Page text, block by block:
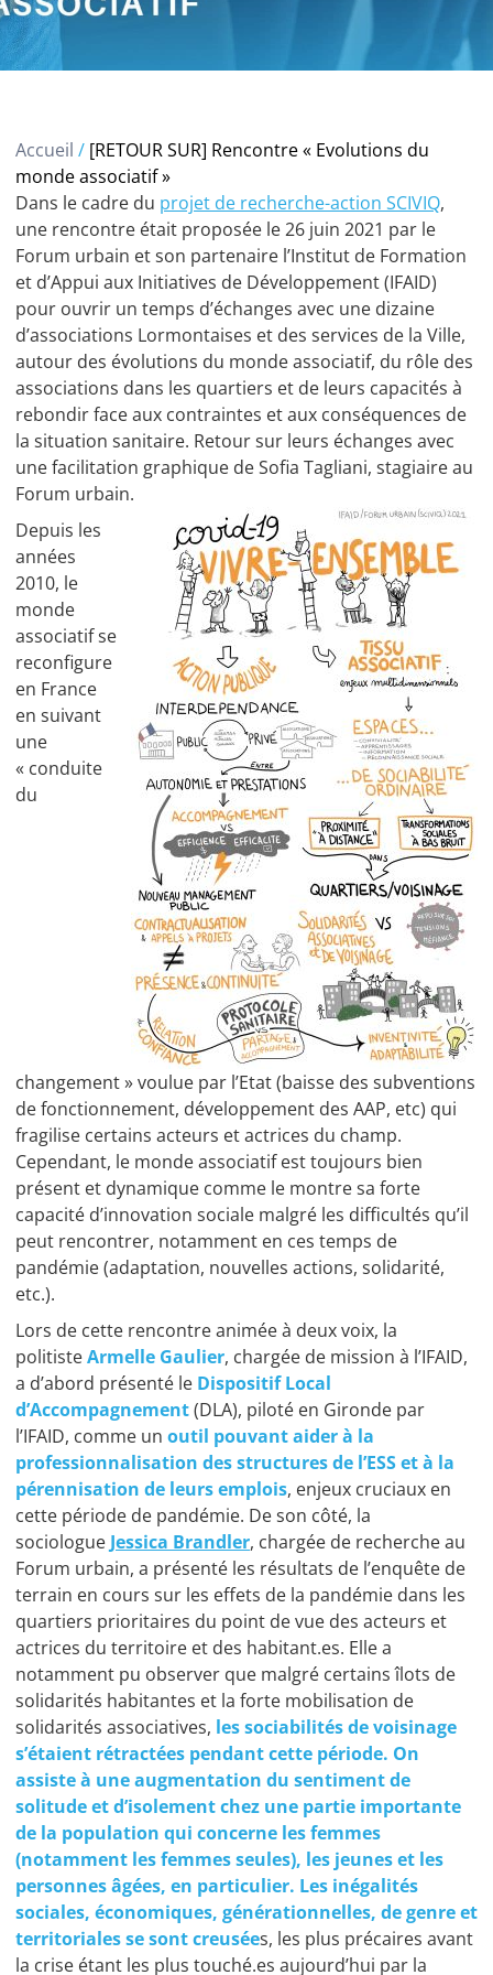
Accueil / [RETOUR SUR] Rencontre « Evolutions du
monde associatif »
Dans le cadre du projet de recherche-action SCIVIQ,
une rencontre était proposée le 26 juin 2021 par le
Forum urbain et son partenaire l’Institut de Formation
et d’Appui aux Initiatives de Développement (IFAID)
pour ouvrir un temps d’échanges avec une dizaine
d’associations Lormontaises et des services de la Ville,
autour des évolutions du monde associatif, du rôle des
associations dans les quartiers et de leurs capacités à
rebondir face aux contraintes et aux conséquences de
la situation sanitaire. Retour sur leurs échanges avec
une facilitation graphique de Sofia Tagliani, stagiaire au
Forum urbain.
Depuis les
années
2010, le
monde
associatif se
reconfigure
en France
en suivant
une
« conduite
du
changement » voulue par l’Etat (baisse des subventions
de fonctionnement, développement des AAP, etc) qui
fragilise certains acteurs et actrices du champ.
Cependant, le monde associatif est toujours bien
présent et dynamique comme le montre sa forte
capacité d’innovation sociale malgré les difficultés qu’il
peut rencontrer, notamment en ces temps de
pandémie (adaptation, nouvelles actions, solidarité,
etc.).
Lors de cette rencontre animée à deux voix, la
politisteArmelle Gaulier, chargée de mission à l’IFAID,
a d’abord présenté le Dispositif Local
d’Accompagnement(DLA), piloté en Gironde par
l’IFAID, comme un outil pouvant aider à la
professionnalisation des structures de l’ESS et à la
pérennisation de leurs emplois, enjeux cruciaux en
cette période de pandémie. De son côté, la
sociologue Jessica Brandler, chargée de recherche au
Forum urbain, a présenté les résultats de l’enquête de
terrain en cours sur les effets de la pandémie dans les
quartiers prioritaires du point de vue des acteurs et
actrices du territoire et des habitant.es. Elle a
notamment pu observer que malgré certains îlots de
solidarités habitantes et la forte mobilisation de
solidarités associatives, les sociabilités de voisinage
s’étaient rétractées pendant cette période. On
assiste à une augmentation du sentiment de
solitude et d’isolement chez une partie importante
de la population qui concerne les femmes
(notamment les femmes seules), les jeunes et les
personnes âgées, en particulier. Les inégalités
sociales, économiques, générationnelles, de genre et
territoriales se sont creusées, les plus précaires avant
la crise étant les plus touché.es aujourd’hui par la